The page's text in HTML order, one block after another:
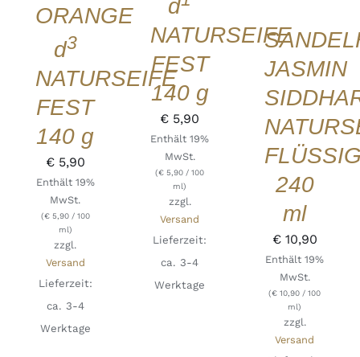
ORANGE
d3
NATURSEIFE
FEST
140 g
€5,90
Enthält 19%
MwSt.
(€5,90/ 100
ml)
zzgl.
Versand
Lieferzeit:
ca. 3-4
Werktage
d
NATURSEIFE
FEST
140 g
€ 5,90
Enthält 19%
MwSt.
(€ 5,90 / 100
ml)
zzgl.
Versand
Lieferzeit:
ca. 3-4
Werktage
JASMIN
240
ml
€10,90
Enthält 19%
MwSt.
(€ 10,90 / 100
ml)
zzgl.
Versand